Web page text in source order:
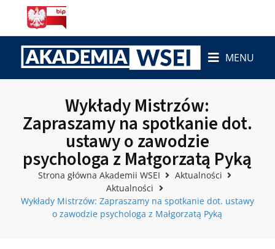
MENU
Wykłady Mistrzów:
Zapraszamy na spotkanie dot.
ustawy o zawodzie
psychologa z Małgorzatą Pyką
Strona główna Akademii WSEI
Aktualności
Aktualności
Wykłady Mistrzów: Zapraszamy na spotkanie dot. ustawy
o zawodzie psychologa z Małgorzatą Pyką